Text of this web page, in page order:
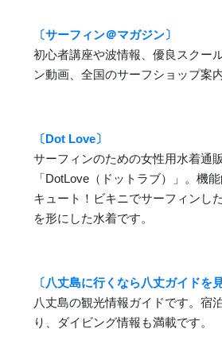
〔サーフィン＠マガジン〕
初心者講座や波情報、優良スクー
ン動画、全国のサーフショップ案内
〔Dot Love〕
サーフィンのための女性用水着通
「DotLove（ドットラブ）」。機
キュート！ビキニでサーフィンし
を形にした水着です。
〔八丈島に行くなら八丈ガイドを
八丈島の観光情報ガイドです。宿
り、ダイビング情報も満載です。